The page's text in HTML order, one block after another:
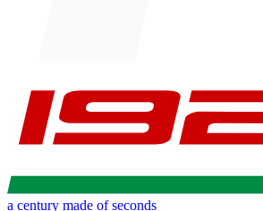
a century made of seconds